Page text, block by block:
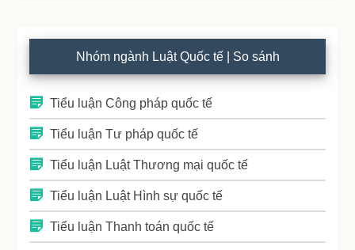
Nhóm ngành Luật Quốc tế | So sánh
Tiểu luận Công pháp quốc tế
Tiểu luận Tư pháp quốc tế
Tiểu luận Luật Thương mại quốc tế
Tiểu luận Luật Hình sự quốc tế
Tiểu luận Thanh toán quốc tế